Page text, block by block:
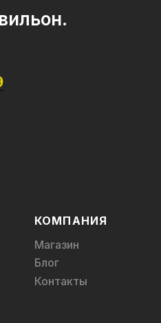
Магазин
Блог
Контакты
КОМПАНИЯ